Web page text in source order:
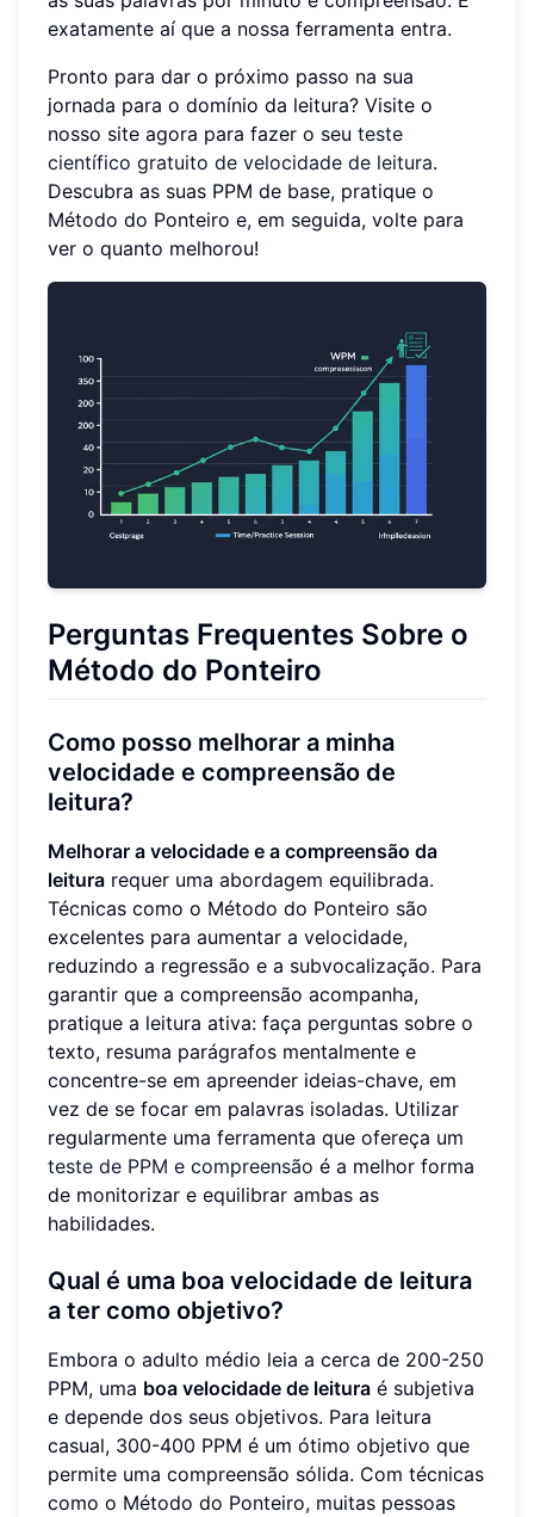
exatamente aí que a nossa ferramenta entra.
Pronto para dar o próximo passo na sua
jornada para o domínio da leitura? Visite o
nosso site agora para fazer o seu teste
científico gratuito de velocidade de leitura.
Descubra as suas PPM de base, pratique o
Método do Ponteiro e, em seguida, volte para
ver o quanto melhorou!
Perguntas Frequentes Sobre o
Método do Ponteiro
Como posso melhorar a minha
velocidade e compreensão de
leitura?
Melhorar a velocidade e a compreensão da
leitura requer uma abordagem equilibrada.
Técnicas como o Método do Ponteiro são
excelentes para aumentar a velocidade,
reduzindo a regressão e a subvocalização. Para
garantir que a compreensão acompanha,
pratique a leitura ativa: faça perguntas sobre o
texto, resuma parágrafos mentalmente e
concentre-se em apreender ideias-chave, em
vez de se focar em palavras isoladas. Utilizar
regularmente uma ferramenta que ofereça um
teste de PPM e compreensão é a melhor forma
de monitorizar e equilibrar ambas as
habilidades.
Qual é uma boa velocidade de leitura
a ter como objetivo?
Embora o adulto médio leia a cerca de 200-250
PPM, uma boa velocidade de leitura é subjetiva
e depende dos seus objetivos. Para leitura
casual, 300-400 PPM é um ótimo objetivo que
permite uma compreensão sólida. Com técnicas
como o Método do Ponteiro, muitas pessoas